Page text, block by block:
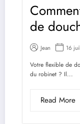
de
Jean 16
Votre flexible de
du robinet ? Il...
Read More